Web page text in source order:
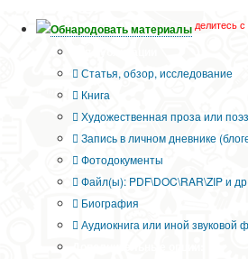
Обнародовать материалы делитесь
Статья, обзор, исследование
Книга
Художественная проза или
Запись в личном дневнике
Фотодокументы
Файл(ы): PDF\DOC\RAR\ZIP и др.
Биография
Аудиокнига или иной звуковой